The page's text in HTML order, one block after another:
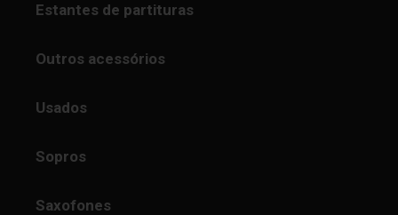
Estantes de partituras
Outros acessórios
Usados
Sopros
Saxofones